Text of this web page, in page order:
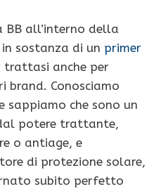
BB all’interno della
in sostanza di un primer
trattasi anche per
Conosciamo
sappiamo che sono un
potere trattante,
o antiage, e
di protezione solare,
subito perfetto